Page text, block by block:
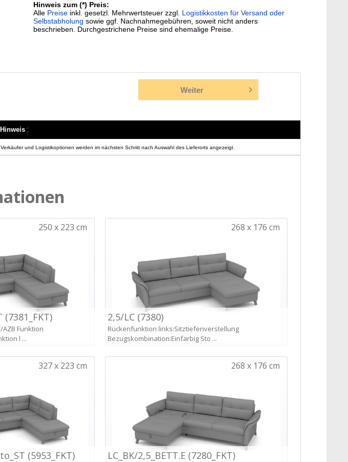
Hinweis zum (*) Preis:
Alle Preiseinkl. gesetzl. Mehrwertsteuer zzgl. Logistikkosten für Versand oder
Selbstabholung sowie ggf. Nachnahmegebühren, soweit nicht anders
beschrieben. Durchgestrichene Preise sind ehemalige Preise.
Weiter
Hinweis
Verkäufer und Logistikoptionen werden im nächsten Schritt nach Auswahl des Lieferorts angezeigt.